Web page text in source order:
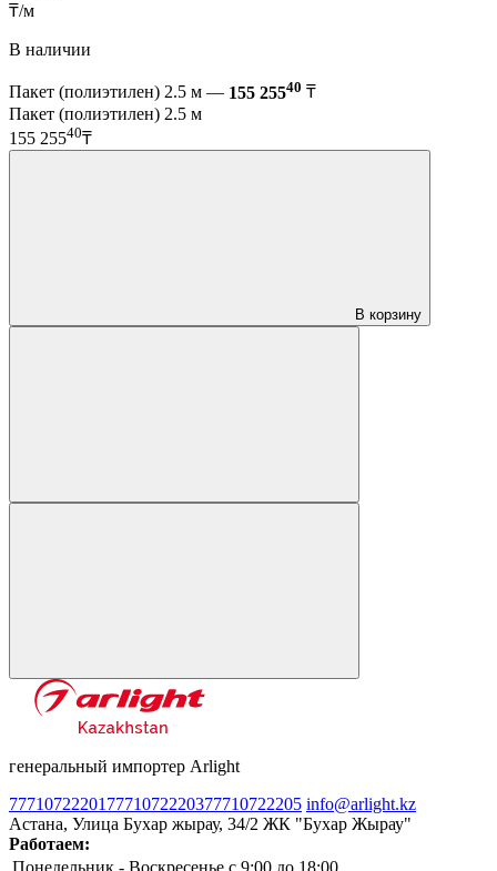
₸/м
В наличии
Пакет (полиэтилен) 2.5 м — 155 25540 ₸
Пакет (полиэтилен) 2.5 м
155 25540₸
В корзину
генеральный импортер Arlight
77710722201 7771072220377710722205 info@arlight.kz
Астана, Улица Бухар жырау, 34/2 ЖК "Бухар Жырау"
Работаем:
Понедельник - Воскресенье c 9:00 до 18:00